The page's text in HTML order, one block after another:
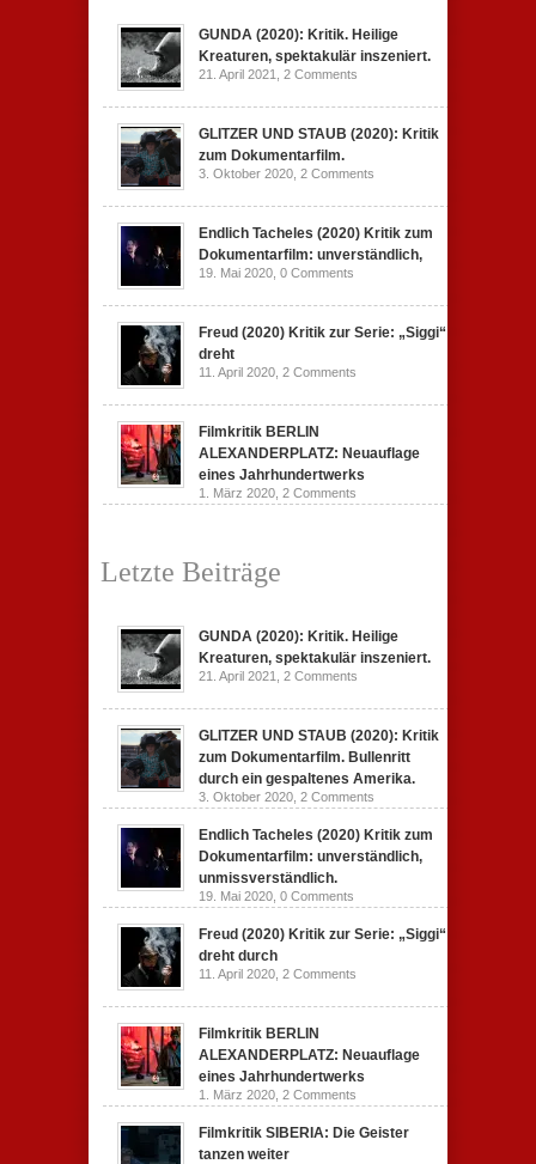
GUNDA (2020): Kritik. Heilige
Kreaturen, spektakulär inszeniert.
21. April 2021, 2 Comments
GLITZER UND STAUB (2020): Kritik
zum Dokumentarfilm.
3. Oktober 2020, 2 Comments
Endlich Tacheles (2020) Kritik zum
Dokumentarfilm: unverständlich,
19. Mai 2020, 0 Comments
Freud (2020) Kritik zur Serie: „Siggi“
dreht
11. April 2020, 2 Comments
Filmkritik BERLIN
ALEXANDERPLATZ: Neuauflage
eines Jahrhundertwerks
1. März 2020, 2 Comments
Letzte Beiträge
GUNDA (2020): Kritik. Heilige
Kreaturen, spektakulär inszeniert.
21. April 2021, 2 Comments
GLITZER UND STAUB (2020): Kritik
zum Dokumentarfilm. Bullenritt
durch ein gespaltenes Amerika.
3. Oktober 2020, 2 Comments
Endlich Tacheles (2020) Kritik zum
Dokumentarfilm: unverständlich,
unmissverständlich.
19. Mai 2020, 0 Comments
Freud (2020) Kritik zur Serie: „Siggi“
dreht durch
11. April 2020, 2 Comments
Filmkritik BERLIN
ALEXANDERPLATZ: Neuauflage
eines Jahrhundertwerks
1. März 2020, 2 Comments
Filmkritik SIBERIA: Die Geister
tanzen weiter